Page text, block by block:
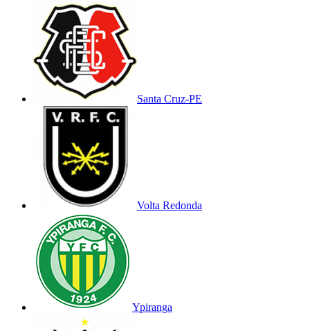
Santa Cruz-PE
Volta Redonda
Ypiranga